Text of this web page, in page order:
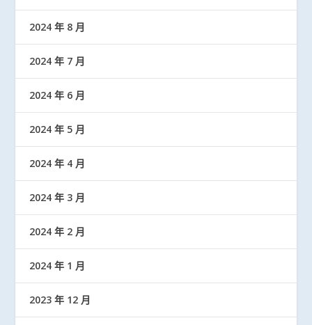
2024 年 8 月
2024 年 7 月
2024 年 6 月
2024 年 5 月
2024 年 4 月
2024 年 3 月
2024 年 2 月
2024 年 1 月
2023 年 12 月